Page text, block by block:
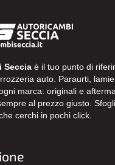
Seccia è il tuo punto di
auto. Paraurti,
marca: originali e
al prezzo giusto.
cerchi in pochi click.